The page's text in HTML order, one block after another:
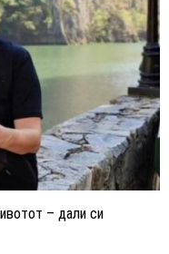
– дали си